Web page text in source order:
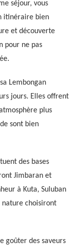
séjour, vous
itinéraire bien
et découverte
pour ne pas
Lembongan
jours. Elles offrent
plus
sont bien
des bases
Jimbaran et
à Kuta, Suluban
nature choisiront
goûter des saveurs